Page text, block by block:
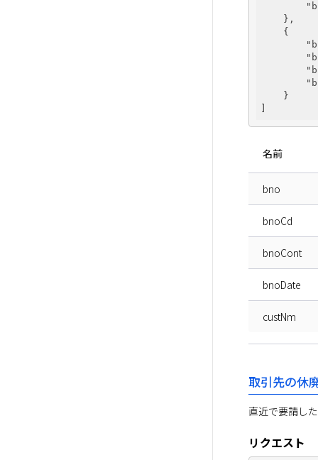
    },
    {
    }
名前
bno
bnoCd
bnoCont
bnoDate
custNm
取引先の休
直近で要請し
リクエスト